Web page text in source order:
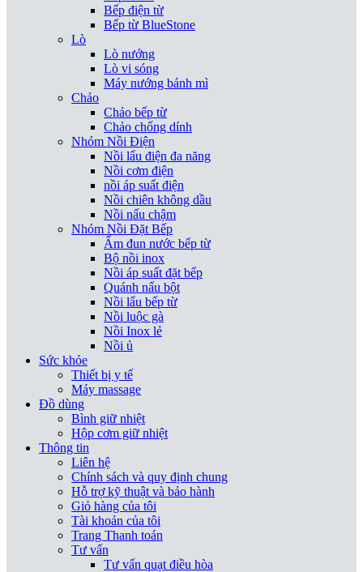
Bếp điện từ
Bếp từ BlueStone
Lò
Lò nướng
Lò vi sóng
Máy nướng bánh mì
Chảo
Chảo bếp từ
Chảo chống dính
Nhóm Nồi Điện
Nồi lẩu điện đa năng
Nồi cơm điện
nồi áp suất điện
Nồi chiên không dầu
Nồi nấu chậm
Nhóm Nồi Đặt Bếp
Ấm đun nước bếp từ
Bộ nồi inox
Nồi áp suất đặt bếp
Quánh nấu bột
Nồi lẩu bếp từ
Nồi luộc gà
Nồi Inox lẻ
Nồi ủ
Sức khỏe
Thiết bị y tế
Máy massage
Đồ dùng
Bình giữ nhiệt
Hộp cơm giữ nhiệt
Thông tin
Liên hệ
Chính sách và quy định chung
Hỗ trợ kỹ thuật và bảo hành
Giỏ hàng của tôi
Tài khoản của tôi
Trang Thanh toán
Tư vấn
Tư vấn quạt điều hòa